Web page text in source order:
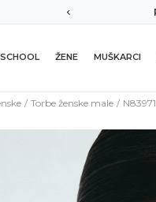
Preuzmi Metro aplikaciju
ŽENE MUŠKARCI
Torbe ženske male N83971